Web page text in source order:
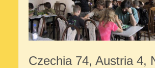
Czechia 74, Austria 4,